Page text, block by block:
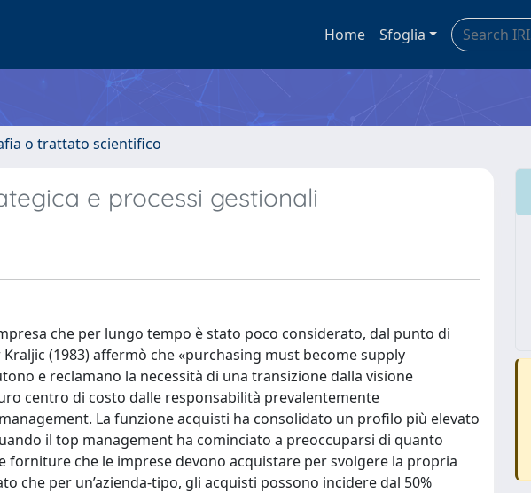
Home Sfoglia
o trattato scientifico
e processi gestionali
che per lungo tempo è stato poco considerato, dal punto di
(1983) affermò che «purchasing must become supply
e reclamano la necessità di una transizione dalla visione
centro di costo dalle responsabilità prevalentemente
La funzione acquisti ha consolidato un profilo più elevato
il top management ha cominciato a preoccuparsi di quanto
che le imprese devono acquistare per svolgere la propria
per un’azienda-tipo, gli acquisti possono incidere dal 50%